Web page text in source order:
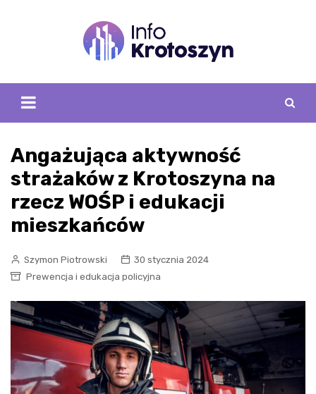
Angażująca aktywność
strażaków z Krotoszyna na
rzecz WOŚP i edukacji
mieszkańców
Szymon Piotrowski
30 stycznia 2024
Prewencja i edukacja policyjna